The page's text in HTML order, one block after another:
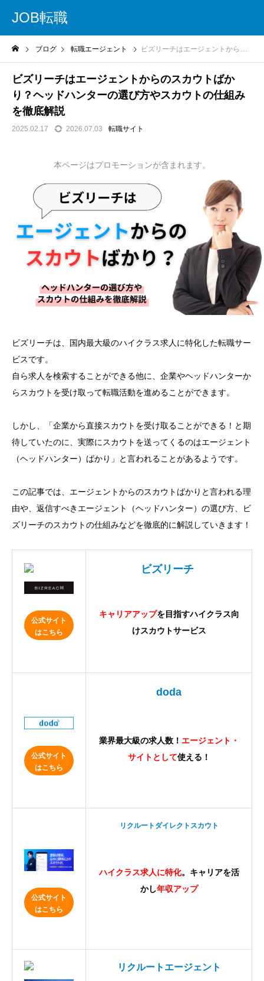
JOB転職
ブログ 転職エージェント ビズリーチはエージェントからのスカウトばかり？ヘッドハンターの選び方やスカウトの仕組みを徹底解説
ビズリーチはエージェントからのスカウトばか
り？ヘッドハンターの選び方やスカウトの仕組み
を徹底解説
2025.02.17 2026.07.03 転職サイト
本ページはプロモーションが含まれます。
ビズリーチは、国内最大級のハイクラス求人に特化した転職サー
ビスです。
自ら求人を検索することができる他に、企業やヘッドハンターか
らスカウトを受け取って転職活動を進めることができます。
しかし、「企業から直接スカウトを受け取ることができる！と期
待していたのに、実際にスカウトを送ってくるのはエージェント
（ヘッドハンター）ばかり」と言われることがあるようです。
この記事では、エージェントからのスカウトばかりと言われる理
由や、返信すべきエージェント（ヘッドハンター）の選び方、ビ
ズリーチのスカウトの仕組みなどを徹底的に解説していきます！
公式サイト
はこちら
ビズリーチ
キャリアアップを目指すハイクラス向
けスカウトサービス
公式サイト
はこちら
doda
業界最大級の求人数！ エージェント・
サイトとして使える！
公式サイト
はこちら
リクルートダイレクトスカウト
ハイクラス求人に特化。キャリアを活
かし年収アップ
リクルートエージェント